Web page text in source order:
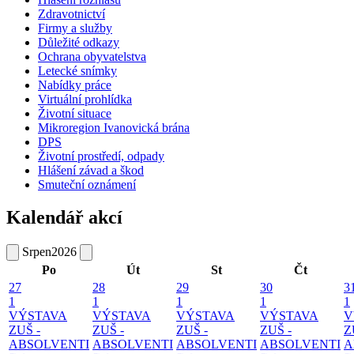
Zdravotnictví
Firmy a služby
Důležité odkazy
Ochrana obyvatelstva
Letecké snímky
Nabídky práce
Virtuální prohlídka
Životní situace
Mikroregion Ivanovická brána
DPS
Životní prostředí, odpady
Hlášení závad a škod
Smuteční oznámení
Kalendář akcí
Srpen2026
Po
Út St
Čt
27
1
VÝSTAVA
ZUŠ -
ABSOLVENTI
28
1
VÝSTAVA
ZUŠ -
ABSOLVENTI
29
1
VÝSTAVA
ZUŠ -
ABSOLVENTI
30
1
VÝSTAVA
ZUŠ -
ABSOLVENTI
1